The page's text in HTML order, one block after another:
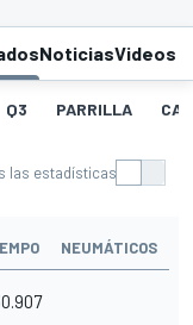
NoticiasVideos
Q3 PARRILLA
las estadísticas
NEUMÁTICOS